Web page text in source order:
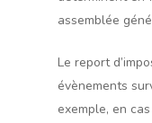
assemblée
Le report
évènements
exemple, en